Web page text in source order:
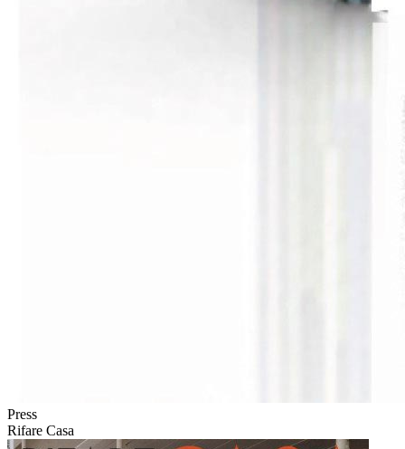
Press
Rifare Casa